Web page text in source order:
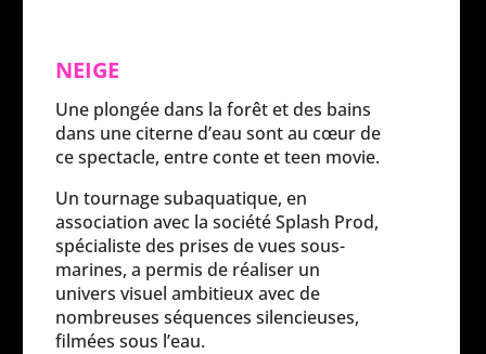
NEIGE
Une plongée dans la forêt et des bains
dans une citerne d’eau sont au cœur de
ce spectacle, entre conte et teen movie.
Un tournage subaquatique, en
association avec la société Splash Prod,
spécialiste des prises de vues sous-
marines, a permis de réaliser un
univers visuel ambitieux avecde
nombreuses séquences silencieuses,
filmées sous l’eau.